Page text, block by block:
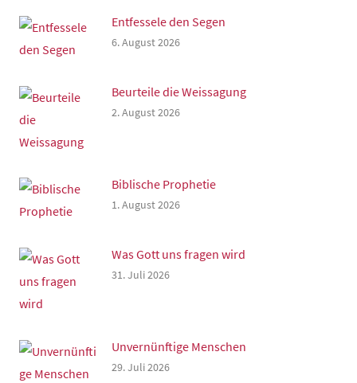
Entfessele den Segen
6. August 2026
Beurteile die Weissagung
2. August 2026
Biblische Prophetie
1. August 2026
Was Gott uns fragen wird
31. Juli 2026
Unvernünftige Menschen
29. Juli 2026